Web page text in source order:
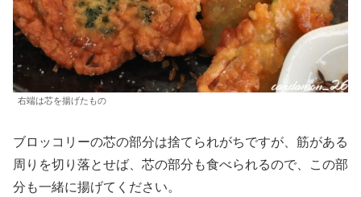
右端は芯を揚げたもの
ブロッコリーの芯の部分は捨てられがちですが、筋がある
周りを切り落とせば、芯の部分も食べられるので、この部
分も一緒に揚げてください。